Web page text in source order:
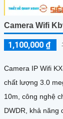
Camera Wifi
1,100,000 ₫
Camera IP Wifi
chất lượng 3.0
10m, công nghệ
DWDR, khả năng